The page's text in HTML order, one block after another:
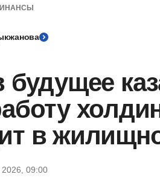
будущее
в
09:00